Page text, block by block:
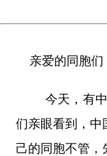
亲爱的同胞们
今天，有
们亲眼看到，中
己的同胞不管，